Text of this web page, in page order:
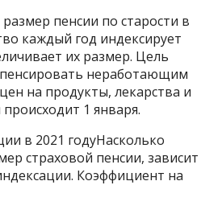
размер пенсии по старости в
каждый год индексирует
их размер. Цель
неработающим
на продукты, лекарства и
1 января.
в 2021 годуНасколько
страховой пенсии, зависит
Коэффициент на